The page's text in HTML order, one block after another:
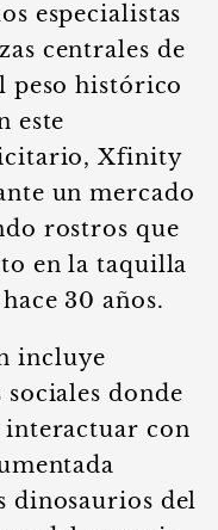
especialistas
centrales de
peso histórico
este
Xfinity
un mercado
rostros que
en la taquilla
30 años.
incluye
sociales donde
interactuar con
dinosaurios del